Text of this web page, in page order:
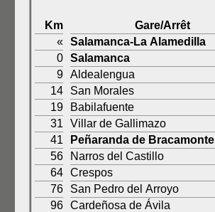
Km Gare/Arrêt
« Salamanca-La Alamedilla
0 Salamanca
9 Aldealengua
14
San Morales
19
Babilafuente
31
Villar de Gallimazo
41
Peñaranda de Bracamonte
56
Narros del Castillo
64 Crespos
76
San Pedro del Arroyo
96 Cardeñosa de Ávila